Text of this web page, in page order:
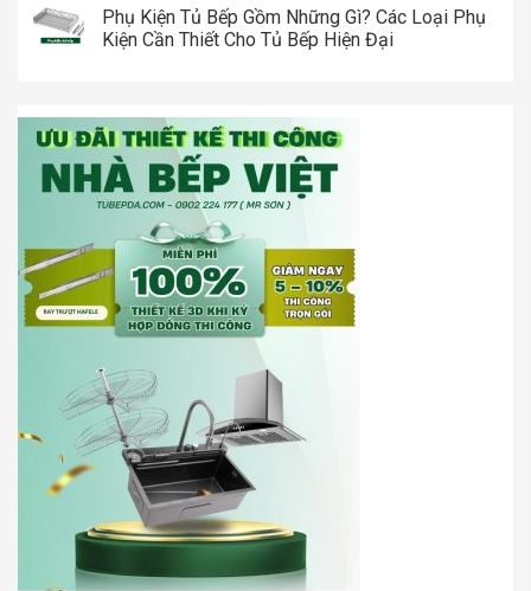
Phụ Kiện Tủ Bếp Gồm Những Gì? Các Loại Phụ
Kiện Cần Thiết Cho Tủ Bếp Hiện Đại